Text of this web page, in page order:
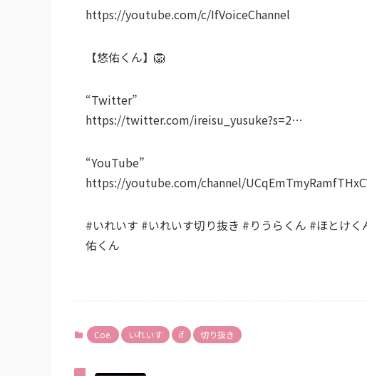
https://youtube.com/c/IfVoiceChannel
【悠佑くん】🦁
“Twitter”
https://twitter.com/ireisu_yusuke?s=2…
“YouTube”
https://youtube.com/channel/
#いれいす #いれいす切り抜き #りうらくん #ほとけ
佑くん
Coe. いれいす if 切り抜き